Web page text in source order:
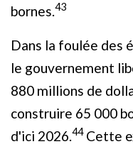
bornes. 43
Dans la foulée des
le gouvernement
880 millions de
construire 65 000
d'ici 2026. 44Cette